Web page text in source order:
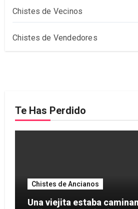
Chistes de Vecinos
Chistes de Vendedores
Te Has Perdido
Chistes de Ancianos
Una viejita estaba